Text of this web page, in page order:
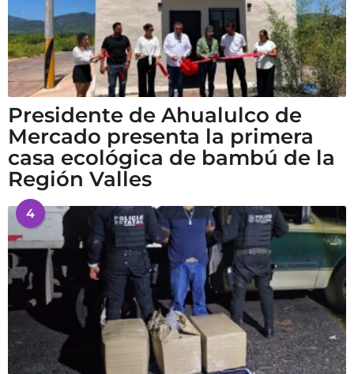
Presidente de Ahualulco de
Mercado presenta la primera
casa ecológica de bambú de la
Región Valles
4